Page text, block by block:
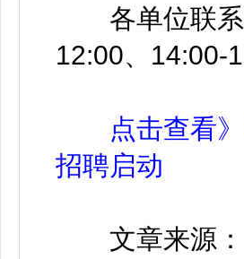
各单位联系
12:00、14:00-
点击查看
招聘启动
文章来源：